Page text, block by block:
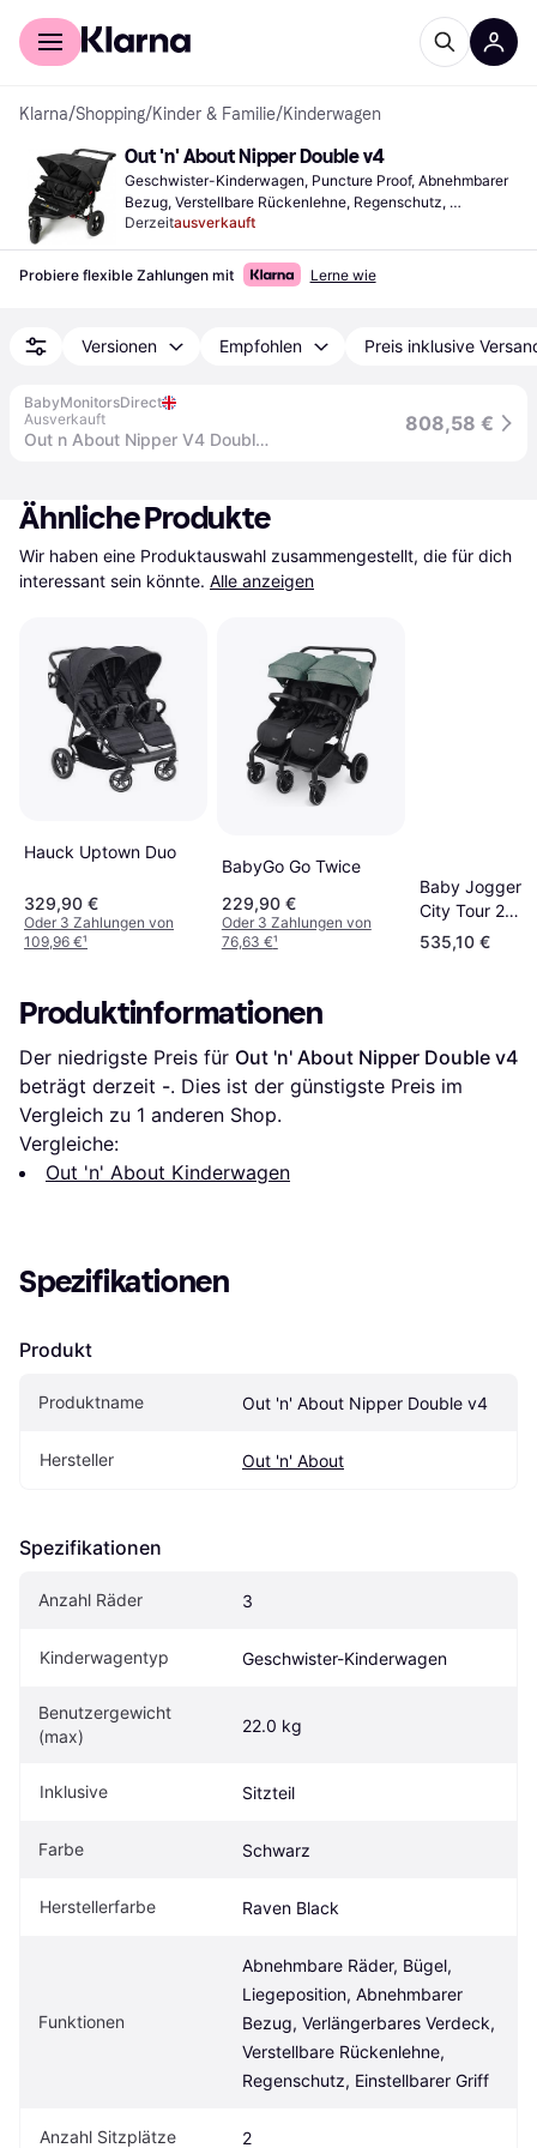
Für Shopper
Klarna/Shopping/Kinder & Familie/Kinderwagen
Out 'n' About Nipper Double v4
Geschwister-Kinderwagen, Puncture Proof, Abnehmbarer
Bezug, Verstellbare Rückenlehne, Regenschutz,
Einstellbarer Griff, Liegeposition, Bügel, Verlängerbares
Verdeck, Abnehmbare Räder, Schwarz
Derzeitausverkauft
Probiere flexible Zahlungen mit Lerne wie
Versionen Empfohlen Preis inklusive
BabyMonitorsDirect
Ausverkauft
Out n About Nipper V4 Double Pushchair - Raven Black
808,58 €
Ähnliche Produkte
Wir haben eine Produktauswahl zusammengestellt, die für dich
interessant sein könnte. Alle anzeigen
Hauck Uptown Duo
329,90 €
Oder 3 Zahlungen von
109,96 €¹
BabyGo Go Twice
229,90 €
Oder 3 Zahlungen von
76,63 €¹
Baby Jogger
City Tour 2
Double Pitch
Black
535,10 €
Produktinformationen
Der niedrigste Preis für Out 'n' About Nipper Double v4
beträgt derzeit -. Dies ist der günstigste Preis im
Vergleich zu 1 anderen Shop.
Vergleiche:
Out 'n' About Kinderwagen
Spezifikationen
Produkt
Produktname Out 'n' About Nipper Double v4
Hersteller Out 'n' About
Spezifikationen
Anzahl Räder 3
Kinderwagentyp Geschwister-Kinderwagen
Benutzergewicht
(max)
22.0 kg
Inklusive Sitzteil
Farbe Schwarz
Herstellerfarbe Raven Black
Funktionen
Abnehmbare Räder, Bügel,
Liegeposition, Abnehmbarer
Bezug, Verlängerbares Verdeck,
Verstellbare Rückenlehne,
Regenschutz, Einstellbarer Griff
Anzahl Sitzplätze 2